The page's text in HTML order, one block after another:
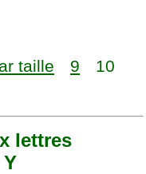
taille 9
10
lettres